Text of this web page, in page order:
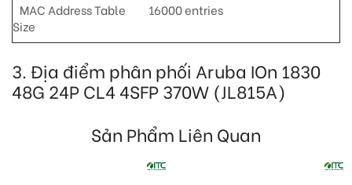
MAC Address Table
Size
16000 entries
3. Địa điểm phân phối Aruba IOn 1830
48G 24P CL4 4SFP 370W (JL815A)
Sản Phẩm Liên Quan